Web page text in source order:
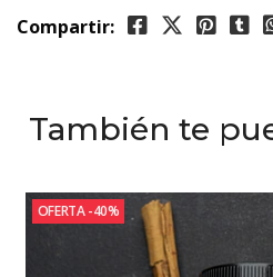
Compartir:
También te
OFERTA -40%